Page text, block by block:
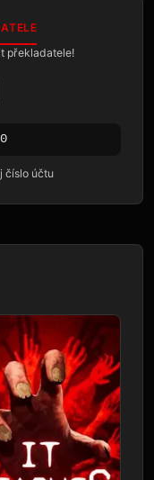
překladatele!
číslo účtu